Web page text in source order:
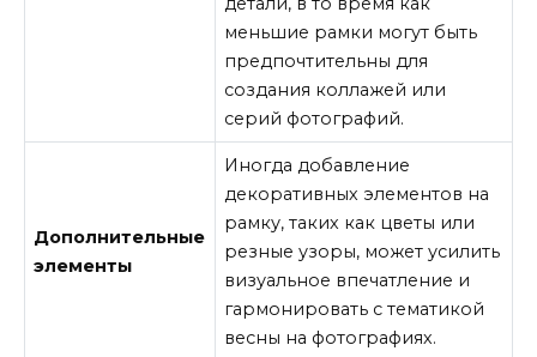
меньшие рамки могут быть
предпочтительны для
создания коллажей или
серий фотографий.
Дополнительные
элементы
Иногда добавление
декоративных элементов на
рамку, таких как цветы или
резные узоры, может усилить
визуальное впечатление и
гармонировать с тематикой
весны на фотографиях.